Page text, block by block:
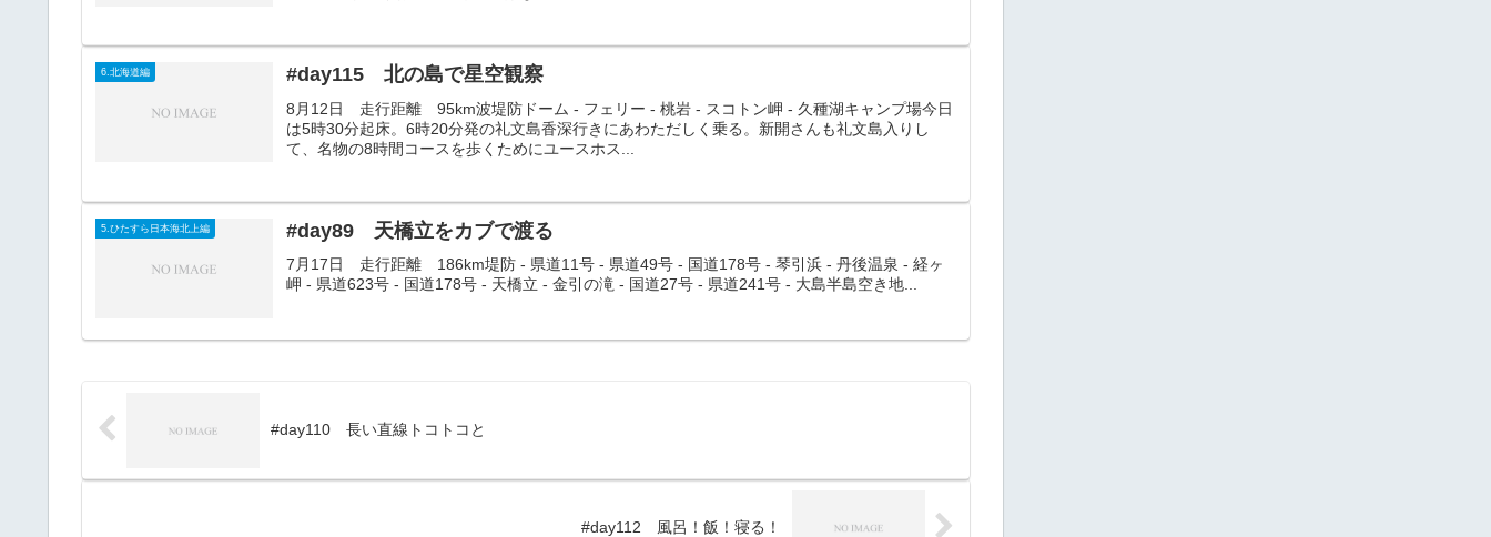
6.北海道編 #day115 北の島で星空観察
8月12日 走行距離 95km波堤防ドーム - フェリー - 桃岩 - スコトン岬 - 久種湖キャンプ場今日
は5時30分起床。6時20分発の礼文島香深行きにあわただしく乗る。新開さんも礼文島入りし
て、名物の8時間コースを歩くためにユースホス...
5.ひたすら日本海北上編 #day89 天橋立をカブで渡る
7月17日 走行距離 186km堤防 - 県道11号 - 県道49号 - 国道178号 - 琴引浜 - 丹後温泉 - 経ヶ
岬 - 県道623号 - 国道178号 - 天橋立 - 金引の滝 - 国道27号 - 県道241号 - 大島半島空き地...
#day110 長い直線トコトコと
#day112 風呂！飯！寝る！